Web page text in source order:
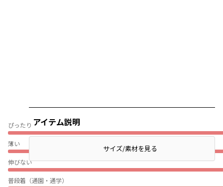
ぴったり
薄い
伸びない
普段着（通園・通学）
アイテム説明
サイズ/素材を見る